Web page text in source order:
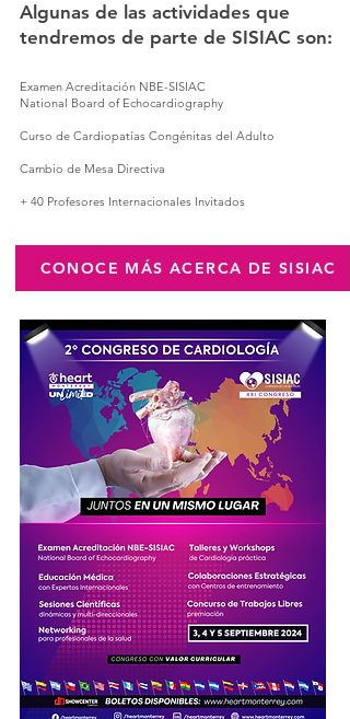
Algunas de las actividades que
tendremos de parte de SISIAC son:
Examen Acreditación NBE-SISIAC
National Board of Echocardiography
Curso de Cardiopatías Congénitas del Adulto
Cambio de Mesa Directiva
+ 40 Profesores Internacionales Invitados
CONOCE MÁS ACERCA DE SISIAC